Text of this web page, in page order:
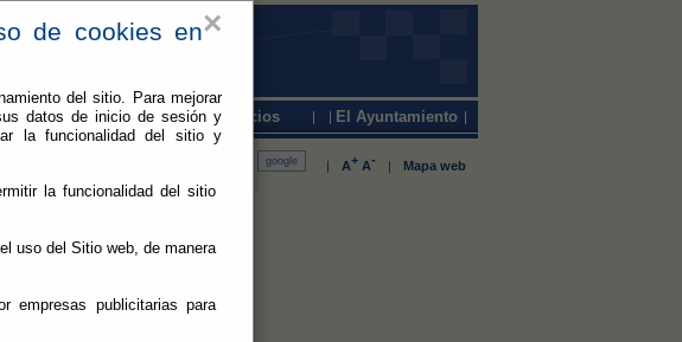
×
de cookies en
del sitio. Para mejorar
datos de inicio de sesión y
la funcionalidad del sitio y
la funcionalidad del sitio
uso del Sitio web, de manera
empresas publicitarias para
Conoce Berja Servicios El Ayuntamiento
| A+ A- | Mapa web
obras de acondicionamiento